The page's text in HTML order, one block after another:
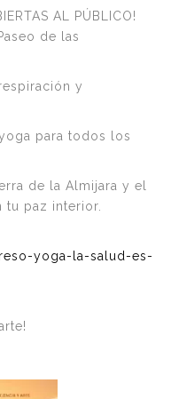
AL PÚBLICO!
de las
y
para todos los
de la Almijara y el
tu paz interior.
yoga-la-salud-es-